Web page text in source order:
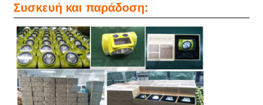
Συσκευή και παράδοση: